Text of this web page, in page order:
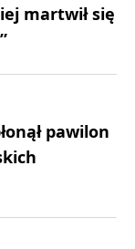
martwił się
pawilon